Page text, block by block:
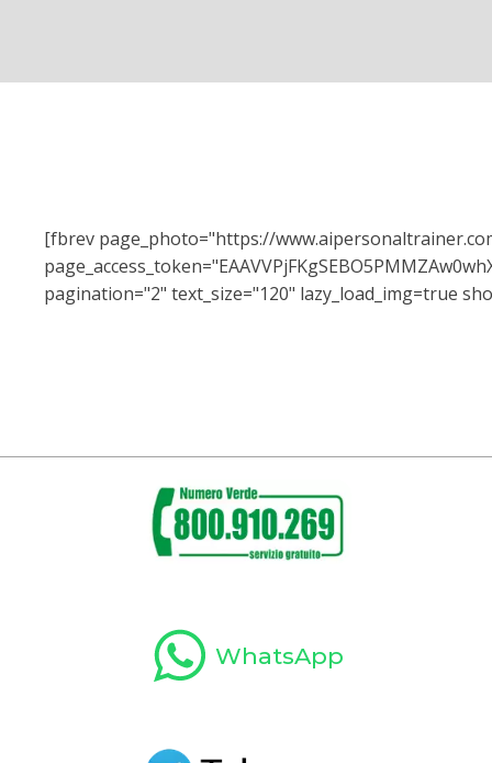
[fbrev page_photo="https://
pagination="2" text_size="120" lazy_load_img=true
WhatsApp